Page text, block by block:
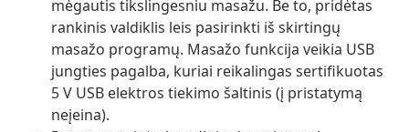
mėgautis tikslingesniu masažu. Be to, pridėtas
rankinis valdiklis leis pasirinkti iš skirtingų
masažo programų. Masažo funkcija veikia USB
jungties pagalba, kuriai reikalingas sertifikuotas
5 V USB elektros tiekimo šaltinis (į pristatymą
neįeina).